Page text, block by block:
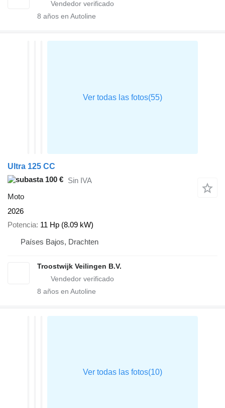
8 años en Autoline
Ultra 125 CC
100 € Sin IVA
Moto
2026
Potencia 11 Hp (8.09 kW)
Países Bajos, Drachten
Troostwijk Veilingen B.V.
8 años en Autoline